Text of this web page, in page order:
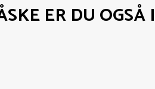
ER DU OGSÅ